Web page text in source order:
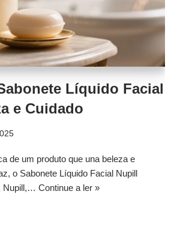
Líquido Facial
e Cuidado
de um produto que una beleza e
o Sabonete Líquido Facial Nupill
Nupill,… Continue a ler »